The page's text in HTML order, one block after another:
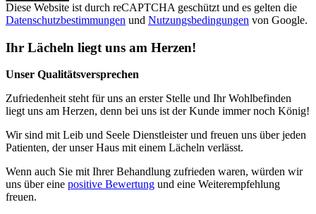
Diese Website ist durch reCAPTCHA geschützt und es gelten die
Datenschutzbestimmungen und Nutzungsbedingungen von Google.
Ihr Lächeln liegt uns am Herzen!
Unser Qualitätsversprechen
Zufriedenheit steht für uns an erster Stelle und Ihr Wohlbefinden
liegt uns am Herzen, denn bei uns ist der Kunde immer noch König!
Wir sind mit Leib und Seele Dienstleister und freuen uns über jeden
Patienten, der unser Haus mit einem Lächeln verlässt.
Wenn auch Sie mit Ihrer Behandlung zufrieden waren, würden wir
uns über eine positive Bewertung und eine Weiterempfehlung
freuen.